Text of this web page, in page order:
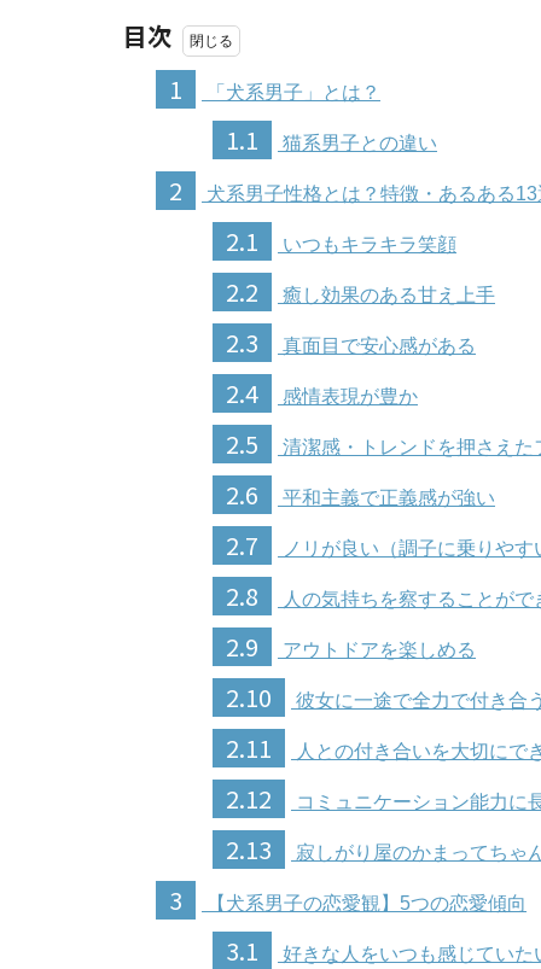
目次
1
「犬系男子」とは？
1.1 猫系男子との違い
2 犬系男子性格とは？特徴・あるある13
2.1 いつもキラキラ笑顔
2.2 癒し効果のある甘え上手
2.3 真面目で安心感がある
2.4 感情表現が豊か
2.5 清潔感・トレンドを押さえた
2.6 平和主義で正義感が強い
2.7 ノリが良い（調子に乗りやす
2.8 人の気持ちを察することがで
2.9 アウトドアを楽しめる
2.10 彼女に一途で全力で付き合う
2.11 人との付き合いを大切にで
2.12 コミュニケーション能力に
2.13 寂しがり屋のかまってちゃ
3 【犬系男子の恋愛観】5つの恋愛傾向
3.1 好きな人をいつも感じていた